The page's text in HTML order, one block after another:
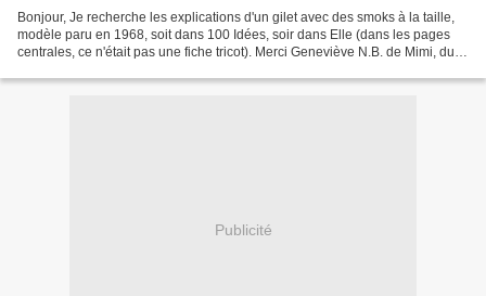
Bonjour, Je recherche les explications d'un gilet avec des smoks à la taille,
modèle paru en 1968, soit dans 100 Idées, soir dans Elle (dans les pages
centrales, ce n'était pas une fiche tricot). Merci Geneviève N.B. de Mimi, du
Publicité